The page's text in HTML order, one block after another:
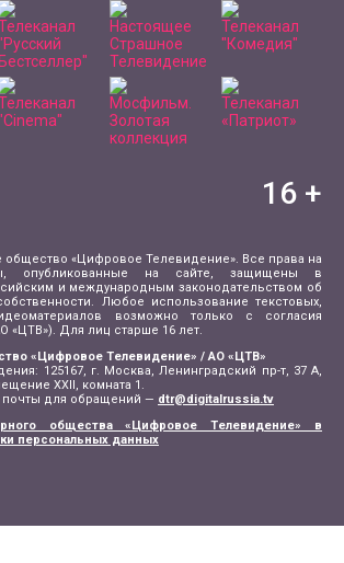
общество «Цифровое Телевидение». Все права на
опубликованные на сайте, защищены в
и международным законодательством об
Любое использование текстовых,
возможно только с согласия
«ЦТВ»). Для лиц старше 16 лет.
«Цифровое Телевидение» / АО «ЦТВ»
125167, г. Москва, Ленинградский пр-т, 37 А,
XXII, комната 1.
для обращений — dtr@digitalrussia.tv
общества «Цифровое Телевидение» в
персональных данных
16 +